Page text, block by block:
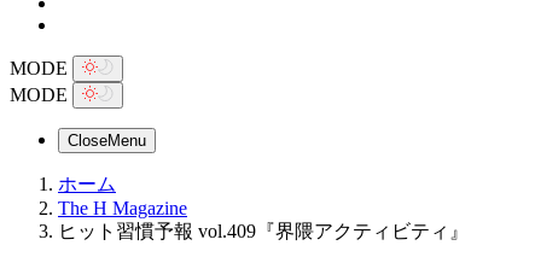
MODE
MODE
CloseMenu
ホーム
The H Magazine
ヒット習慣予報 vol.409『界隈アクティビティ』